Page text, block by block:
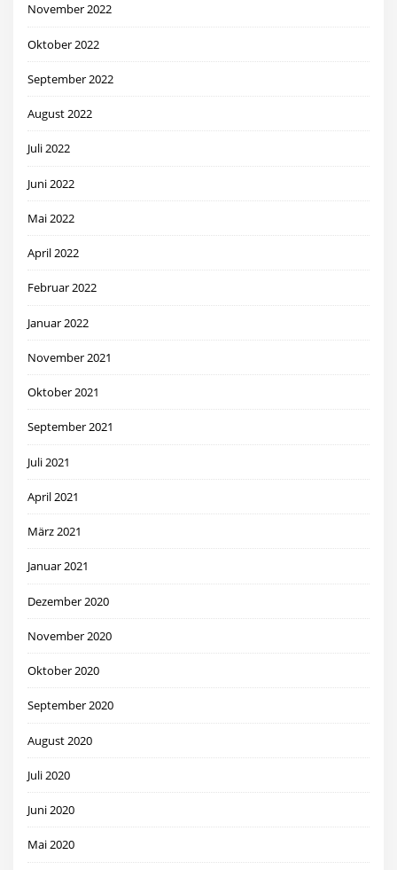
November 2022
Oktober 2022
September 2022
August 2022
Juli 2022
Juni 2022
Mai 2022
April 2022
Februar 2022
Januar 2022
November 2021
Oktober 2021
September 2021
Juli 2021
April 2021
März 2021
Januar 2021
Dezember 2020
November 2020
Oktober 2020
September 2020
August 2020
Juli 2020
Juni 2020
Mai 2020